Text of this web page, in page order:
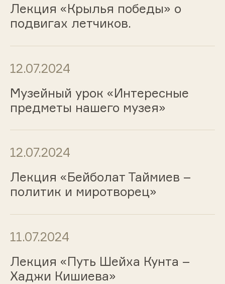
Лекция «Крылья победы» о
подвигах летчиков.
12.07.2024
Музейный урок «Интересные
предметы нашего музея»
12.07.2024
Лекция «Бейболат Таймиев –
политик и миротворец»
11.07.2024
Лекция «Путь Шейха Кунта –
Хаджи Кишиева»